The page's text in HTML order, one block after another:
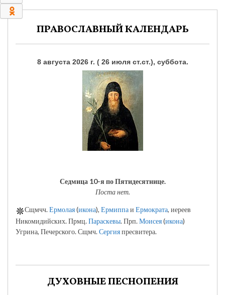
0
ПРАВОСЛАВНЫЙ КАЛЕНДАРЬ
8 августа 2026 г. ( 26 июля ст.ст.), суббота.
Седмица 10-я по Пятидесятнице.
Поста нет.
Сщмчч.Ермолая(икона), Ермиппаи Ермократа, иереев
Никомидийских. Прмц.Параскевы. Прп.Моисея(икона)
Угрина, Печерского. Сщмч.Сергияпресвитера.
ДУХОВНЫЕ ПЕСНОПЕНИЯ